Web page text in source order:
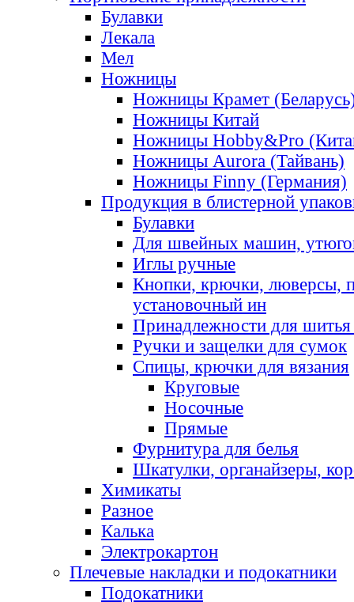
Булавки
Лекала
Мел
Ножницы
Ножницы Крамет
Ножницы Китай
Ножницы Hobby&Pro
Ножницы Aurora (Тайвань)
Ножницы Finny (Германия)
Продукция в блистерной
Булавки
Для швейных машин,
Иглы ручные
Кнопки, крючки, люверсы,
установочный ин
Принадлежности для шитья
Ручки и защелки для сумок
Спицы, крючки для вязания
Круговые
Носочные
Прямые
Фурнитура для белья
Шкатулки, органайзеры,
Химикаты
Разное
Калька
Электрокартон
Плечевые накладки и подокатники
Подокатники